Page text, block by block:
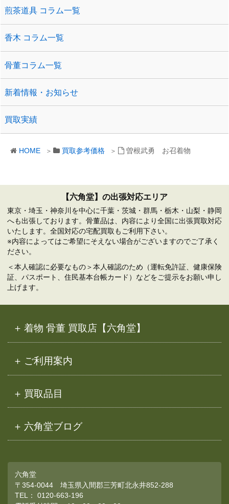
HOME 買取参考価格 曽根武勇 お召着物
煎茶道具 コラム一覧
香木 コラム一覧
骨董コラム一覧
新着情報・お知らせ
買取実績
【六角堂】の出張対応エリア
東京・埼玉・神奈川を中心に千葉・茨城・群馬・栃木・山梨・静岡
へも出張しております。骨董品は、内容により全国に出張買取対応
いたします。全国対応の宅配買取もご利用下さい。
※内容によってはご希望にそえない場合がございますのでご了承く
ださい。
＜本人確認に必要なもの＞本人確認のため（運転免許証、健康保険
証、パスポート、住民基本台帳カード）などをご提示をお願い申し
上げます。
着物 骨董 買取店【六角堂】
ご利用案内
買取品目
六角堂ブログ
六角堂
〒354-0044 埼玉県入間郡三芳町北永井852-288
TEL： 0120-663-196